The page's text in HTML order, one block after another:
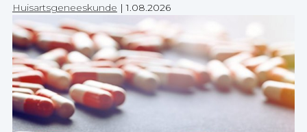
Huisartsgeneeskunde |1.08.2026